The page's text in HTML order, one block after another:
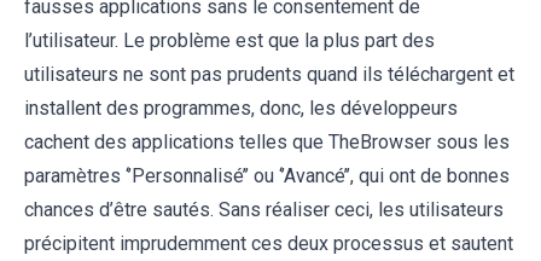
fausses applications sans le consentement de
l’utilisateur. Le problème est que la plus part des
utilisateurs ne sont pas prudents quand ils téléchargent et
installent des programmes, donc, les développeurs
cachent des applications telles que TheBrowser sous les
paramètres ‘’Personnalisé’’ ou ‘’Avancé’’, qui ont de bonnes
chances d’être sautés. Sans réaliser ceci, les utilisateurs
précipitent imprudemment ces deux processus et sautent